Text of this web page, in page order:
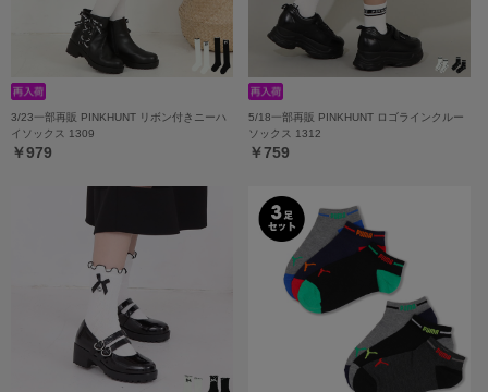
3/23一部再販 PINKHUNT リボン付きニーハ
イソックス 1309
￥979
5/18一部再販 PINKHUNT ロゴラインクルー
ソックス 1312
￥759